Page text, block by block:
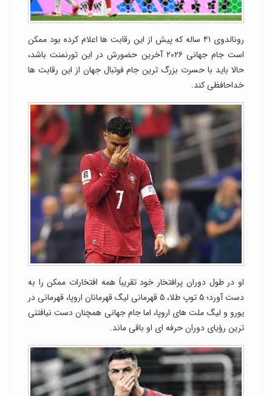
رونالدوی ۴۱ ساله که پیش از این رقابت ها اعلام کرده بود ممکن
است جام جهانی ۲۰۲۶ آخرین حضورش در این تورنمنت باشد،
حالا باید با حسرت بزرگ ترین جام فوتبال جهان از این رقابت ها
خداحافظی کند.
او در طول دوران پرافتخار خود تقریباً همه افتخارات ممکن را به
دست آورد؛ ۵ توپ طلا، ۵ قهرمانی لیگ قهرمانان اروپا، قهرمانی در
یورو و لیگ ملت های اروپا، اما جام جهانی همچنان دست نیافتنی
ترین رؤیای دوران حرفه ای او باقی ماند.